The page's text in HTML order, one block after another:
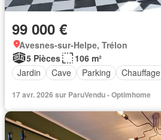
99 000 €
Avesnes-sur-Helpe, Trélon
5 Pièces
106 m²
Jardin
Cave Parking Chauffage
17 avr. 2026 sur ParuVendu - Optimhome